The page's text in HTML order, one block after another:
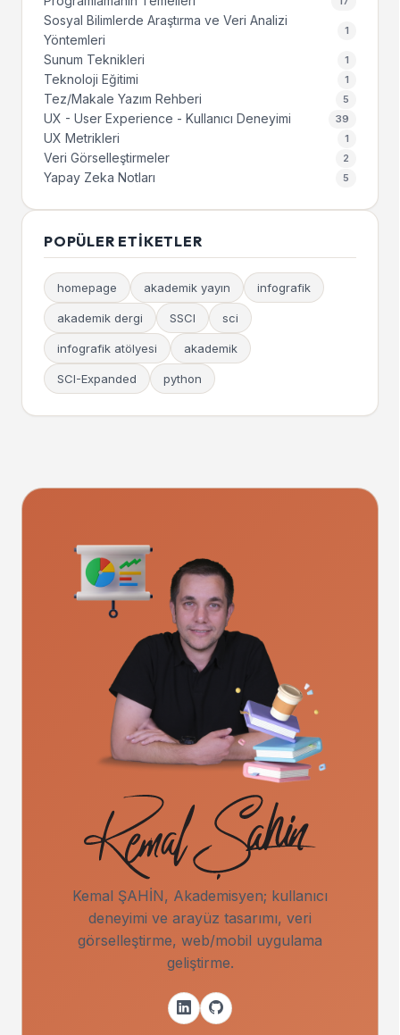
Sosyal Bilimlerde Araştırma ve Veri Analizi
Yöntemleri
1
Sunum Teknikleri 1
Teknoloji Eğitimi 1
Tez/Makale Yazım Rehberi 5
UX - User Experience - Kullanıcı Deneyimi 39
UX Metrikleri 1
Veri Görselleştirmeler 2
Yapay Zeka Notları 5
POPÜLER ETIKETLER
homepage akademik yayın infografik
akademik dergi SSCI sci
infografik atölyesi akademik
SCI-Expanded python
Kemal ŞAHİN, Akademisyen; kullanıcı
deneyimi ve arayüz tasarımı, veri
görselleştirme, web/mobil uygulama
geliştirme.